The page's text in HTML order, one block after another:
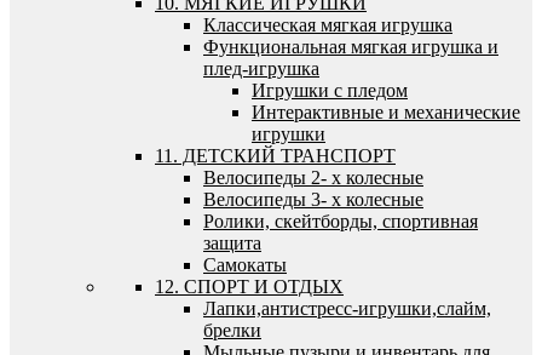
Классическая мягкая игрушка
Функциональная мягкая игрушка и
плед-игрушка
Игрушки с пледом
Интерактивные и механические
игрушки
11. ДЕТСКИЙ ТРАНСПОРТ
Велосипеды 2- х колесные
Велосипеды 3- х колесные
Ролики, скейтборды, спортивная
защита
Самокаты
12. СПОРТ И ОТДЫХ
Лапки,антистресс-игрушки,слайм,
брелки